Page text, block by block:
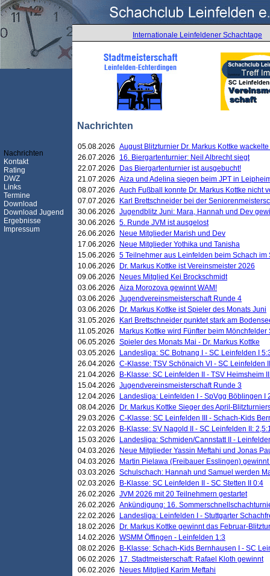
Internationale Leinfeldener Schachtage
Nachrichten
Nachrichten
Kontakt
Rating
DWZ
Links
Termine
Download
Download Jugend
Ergebnisse
Impressum
05.08.2026 August Blitzturnier Dr. Markus Kottke
26.07.2026
16. Biergartenturnier: Neil Albrecht siegt
22.07.2026
Das Biergartenturnier ist ausgebucht!
21.07.2026 Aiza und Adelina siegen beim JPT in
08.07.2026 Auch Fußball konnte Dr. Markus Kottke nicht
07.07.2026
Karl Brettschneider bei der
30.06.2026 Jugendblitz Juni: Mara, Hannah und Dev
30.06.2026 5. Runde JVM ist ausgelost
26.06.2026
Neue Mitglieder Marish und Dev
17.06.2026
Neue Mitglieder Yothika und Tanisha
15.06.2026 5 Teilnehmer aus Leinfelden beim Schach
10.06.2026
Dr. Markus Kottke ist Vereinsmeister 2026
09.06.2026
Neues Mitglied Kei Brockschmidt
03.06.2026 Aiza Morozova gewinnt WAM!
03.06.2026 Jugendvereinsmeisterschaft Runde 4
03.06.2026
Dr. Markus Kottke ist Spieler des Monats Juni
31.05.2026
Karl Brettschneider punktet stark am
11.05.2026
Markus Kottke wird Fünfter beim
06.05.2026 Spieler des Monats Mai - Dr. Markus Kottke
03.05.2026
Landesliga: SC Botnang I - SC Leinfelden I
26.04.2026 C-Klasse: TSV Schönaich VI - SC Leinfelden
21.04.2026
B-Klasse: SC Leinfelden II - TSV Heimsheim
15.04.2026 Jugendvereinsmeisterschaft Runde 3
12.04.2026
Landesliga: Leinfelden I - SpVgg Böblingen I
08.04.2026
Dr. Markus Kottke Sieger des April-
29.03.2026 C-Klasse: SC Leinfelden III - Schach-Kids
22.03.2026
B-Klasse: SV Nagold II - SC Leinfelden II:
15.03.2026
Landesliga: Schmiden/Cannstatt II -
04.03.2026
Neue Mitglieder Yassin Meftahi und Jonas
04.03.2026
Martin Pielawa (Freibauer Esslingen)
03.03.2026 Schulschach: Hannah und Samuel werden
02.03.2026
B-Klasse: SC Leinfelden II - SC Stetten II 0:4
26.02.2026 JVM 2026 mit 20 Teilnehmern gestartet
26.02.2026 Ankündigung: 16.
22.02.2026
Landesliga: Leinfelden I - Stuttgarter
18.02.2026
Dr. Markus Kottke gewinnt das Februar-
14.02.2026 WSMM Öffingen - Leinfelden 1:3
08.02.2026
B-Klasse: Schach-Kids Bernhausen I - SC
06.02.2026
17. Stadtmeisterschaft: Rafael Kloth gewinnt
06.02.2026
Neues Mitglied Karim Meftahi